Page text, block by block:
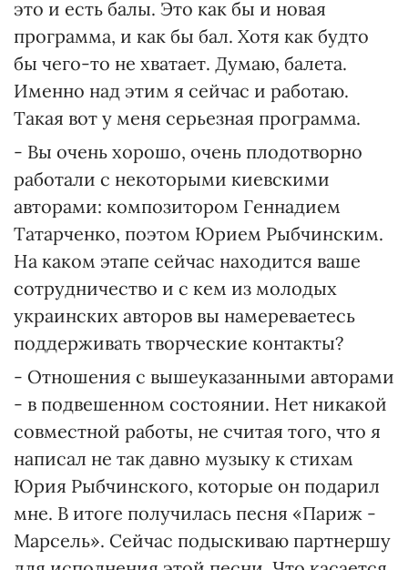
это и есть балы. Это как бы и новая
программа, и как бы бал. Хотя как будто
бы чего-то не хватает. Думаю, балета.
Именно над этим я сейчас и работаю.
Такая вот у меня серьезная программа.
- Вы очень хорошо, очень плодотворно
работали с некоторыми киевскими
авторами: композитором Геннадием
Татарченко, поэтом Юрием Рыбчинским.
На каком этапе сейчас находится ваше
сотрудничество и с кем из молодых
украинских авторов вы намереваетесь
поддерживать творческие контакты?
- Отношения с вышеуказанными авторами
- в подвешенном состоянии. Нет никакой
совместной работы, не считая того, что я
написал не так давно музыку к стихам
Юрия Рыбчинского, которые он подарил
мне. В итоге получилась песня «Париж -
Марсель». Сейчас подыскиваю партнершу